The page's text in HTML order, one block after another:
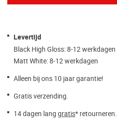
Levertijd
Black High Gloss: 8-12 werkdagen
Matt White: 8-12 werkdagen
Alleen bij ons 10 jaar garantie!
Gratis verzending.
14 dagen lang gratis* retourneren.